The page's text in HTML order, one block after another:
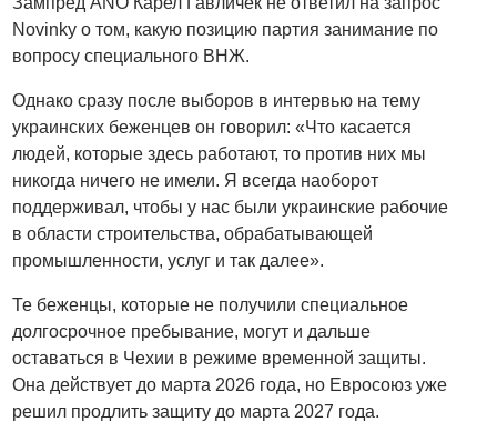
Novinky о том, какую позицию партия занимание по
вопросу специального ВНЖ.
Однако сразу после выборов в интервью на тему
украинских беженцев он говорил: «Что касается
людей, которые здесь работают, то против них мы
никогда ничего не имели. Я всегда наоборот
поддерживал, чтобы у нас были украинские рабочие
в области строительства, обрабатывающей
промышленности, услуг и так далее».
Те беженцы, которые не получили специальное
долгосрочное пребывание, могут и дальше
оставаться в Чехии в режиме временной защиты.
Она действует до марта 2026 года, но Евросоюз уже
решил продлить защиту до марта 2027 года.